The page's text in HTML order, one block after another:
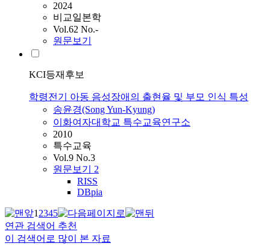
2024
비교일본학
Vol.62 No.-
원문보기
KCI등재후보
학령전기 아동 음성장애의 출현율 및 부모 인식 특성
송윤경(Song Yun-Kyung)
이화여자대학교 특수교육연구소
2010
특수교육
Vol.9 No.3
원문보기 2
RISS
DBpia
12345
연관 검색어 추천
이 검색어로 많이 본 자료